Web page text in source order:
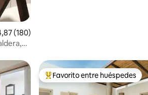
promedio: 4,87 de 5. 180
(180)
destacadosFavorito entre los huéspedes
Favorito entre huéspedes